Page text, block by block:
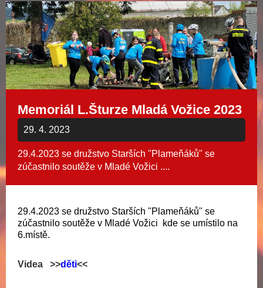
Memoriál L.Šturze Mladá Vožice 2023
29. 4. 2023
29.4.2023 se družstvo Starších "Plameňáků" se
zúčastnilo soutěže v Mladé Vožici ....
29.4.2023 se družstvo Starších "Plameňáků" se
zúčastnilo soutěže v Mladé Vožici kde se umístilo na
6.místě.
Videa >>děti<<